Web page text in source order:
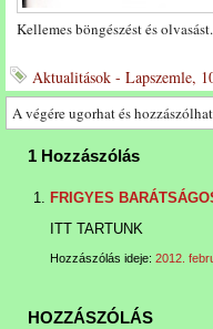
Kellemes böngészést és
Aktualitások - Lapszemle,
A végére ugorhat és
1 Hozzászólás
FRIGYES
ITT TARTUNK
Hozzászólás ideje: 2012.
HOZZÁSZÓLÁS